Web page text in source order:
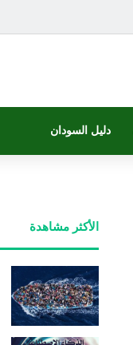
دليل السودان
الأكثر مشاهدة